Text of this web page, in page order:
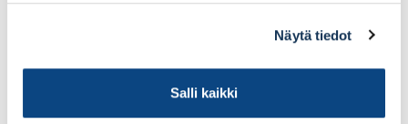
Näytä tiedot
Salli kaikki
94.35€ /kpl 118.91€ /kpl